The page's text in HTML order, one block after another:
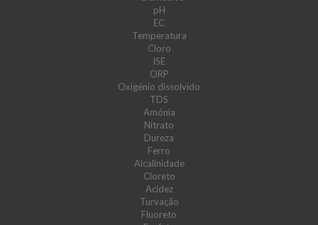
pH
EC
Temperatura
Cloro
ISE
ORP
Oxigénio dissolvido
TDS
Amónia
Nitrato
Dureza
Ferro
Alcalinidade
Cloreto
Acidez
Turvação
Fluoreto